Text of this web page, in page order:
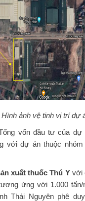
ảnh vệ tinh vị trí dự
vốn đầu tư của dự
với dự án thuộc nhóm
xuất thuốc Thú Yvới
ứng với 1.000
Thái Nguyên phê